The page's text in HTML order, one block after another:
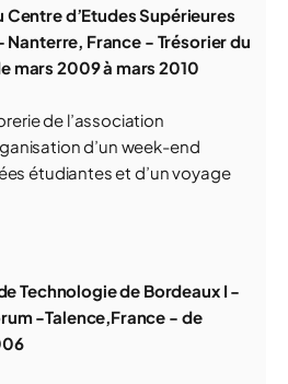
Centre d’Etudes Supérieures
Nanterre, France - Trésorier du
mars 2009 à mars 2010
de l’association
d’un week-end
étudiantes et d’un voyage
Technologie de Bordeaux I -
-Talence,France - de